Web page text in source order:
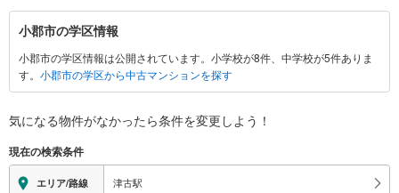
小
郡
市
に
す
情
報
小郡市の学区情報
小郡市の学区情報は公開されています。小学校が8件、中学校が5件ありま
す。 小郡市の学区から中古マンションを探す
気になる物件がなかったら条件を変更しよう！
現在の検索条件
エリア/路線 津古駅